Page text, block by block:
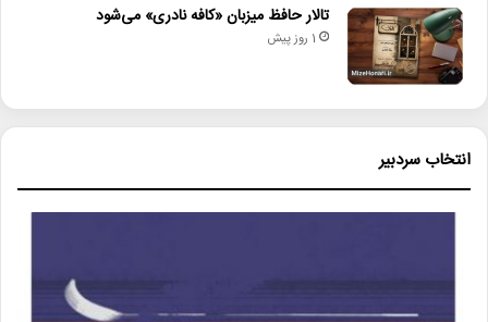
تالار حافظ میزبان «کافه نادری» می‌شود
1 روز پیش
انتخاب سردبیر